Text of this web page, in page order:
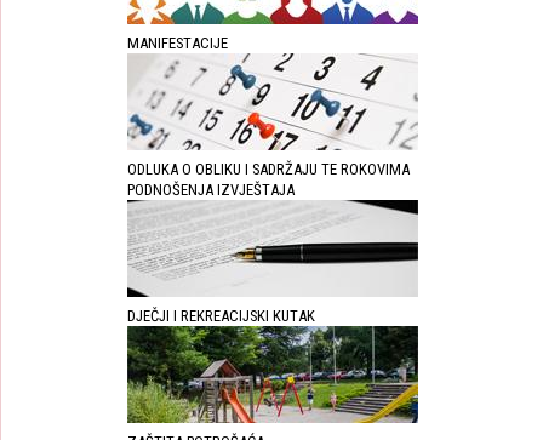
MANIFESTACIJE
ODLUKA O OBLIKU I SADRŽAJU TE ROKOVIMA
PODNOŠENJA IZVJEŠTAJA
DJEČJI I REKREACIJSKI KUTAK